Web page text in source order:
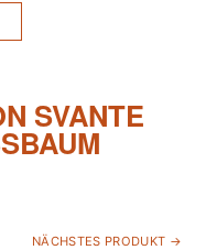
SVANTE
NÄCHSTES PRODUKT →